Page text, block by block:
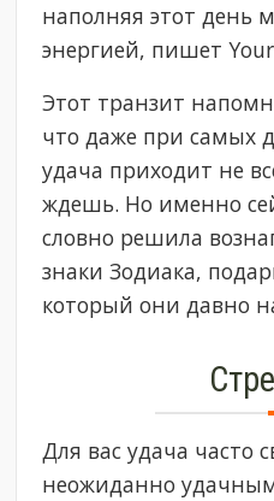
наполняя этот день
энергией, пишет
Этот транзит
что даже при самых
удача приходит не
ждешь. Но именно
словно решила
знаки Зодиака,
который они давно
Для вас удача часто
неожиданно